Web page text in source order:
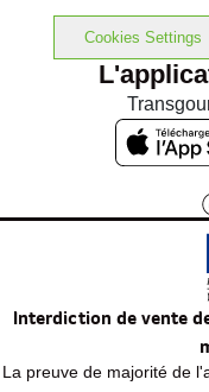
Cookies Settings
Interdiction de vente
La preuve de majorité de